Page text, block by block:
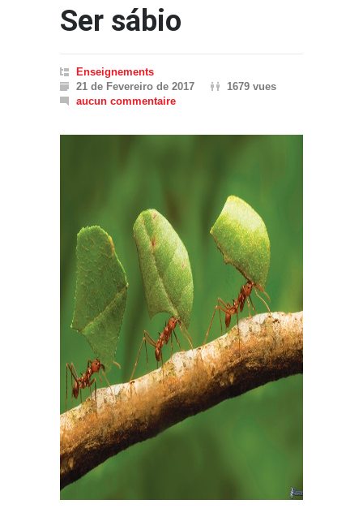
Ser sábio
Enseignements
21 de Fevereiro de 2017
1679 vues
aucun commentaire